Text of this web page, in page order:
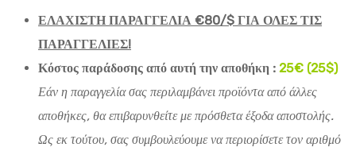
ΕΛΑΧΙΣΤΗ ΠΑΡΑΓΓΕΛΙΑ €80/$ ΓΙΑ ΟΛΕΣ ΤΙΣ
ΠΑΡΑΓΓΕΛΙΕΣ!
Κόστος παράδοσης από αυτή την αποθήκη : 25€ (25$)
Εάν η παραγγελία σας περιλαμβάνει προϊόντα από άλλες
αποθήκες, θα επιβαρυνθείτε με πρόσθετα έξοδα αποστολής.
Ως εκ τούτου, σας συμβουλεύουμε να περιορίσετε τον αριθμό